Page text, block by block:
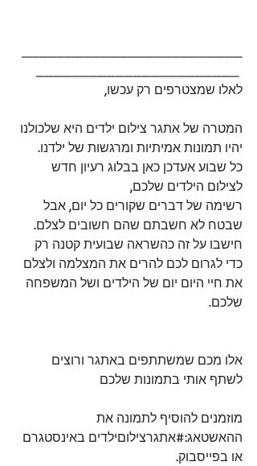
לאלו שמצטרפים רק עכשו,
המטרה של אתגר צילום ילדים היא שלכולנו
יהיו תמונות אמיתיות ומרגשות של ילדנו.
כל שבוע אעדכן כאן בבלוג רעיון חדש
לצילום הילדים שלכם,
רשימה של דברים שקורים כל יום, אבל
שבטח לא חשבתם שהם חשובים לצלם.
חישבו על זה כהשראה שבועית קטנה רק
כדי לגרום לכם להרים את המצלמה ולצלם
את חיי היום יום של הילדים ושל המשפחה
שלכם.
אלו מכם שמשתתפים באתגר ורוצים
לשתף אותי בתמונות שלכם
מוזמנים להוסיף לתמונה את
ההאשטאג:#אתגרצילוםילדים באינסטגרם
או בפייסבוק.